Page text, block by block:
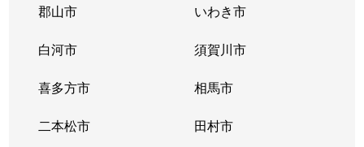
郡山市 いわき市
白河市 須賀川市
喜多方市 相馬市
二本松市 田村市